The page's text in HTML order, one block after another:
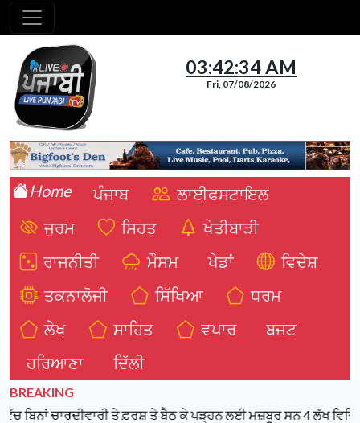
03:42:35 AM
Fri, 07/08/2026
Home ਪੰਜਾਬ
ਲਾਈਫਸਟਾਇਲ
ਜੁਰਮ
ਸਿਹਤ
ਖੇਤੀਬਾੜੀ
ਰਾਜਨੀਤੀ
ਮੌਸਮ ਖੇਡਾਂ
ਵਿਦੇਸ਼
ਤਕਨਾਲੋਜੀ
ਸਿੱਖਿਆ
ਧਰਮ
ਲੇਖ
ਸਾਹਿਤ ਵਪਾਰ
ਬਜਟ
ਹਰਿਆਣਾ
ਦਿੱਲੀ
BREAKING
ਤੇ ਫ਼ਰਸ਼ ਤੇ ਬੈਠ ਕੇ ਪੜ੍ਹਨ ਲਈ ਮਜ਼ਬੂਰ ਸਨ 4 ਲੱਖ ਵਿਦਿਆਰਥੀ